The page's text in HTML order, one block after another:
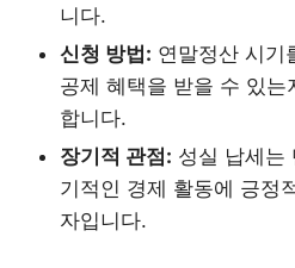
니다.
신청 방법: 연말정산 시기
공제 혜택을 받을 수 있
합니다.
장기적 관점: 성실 납세는
기적인 경제 활동에 긍정
자입니다.